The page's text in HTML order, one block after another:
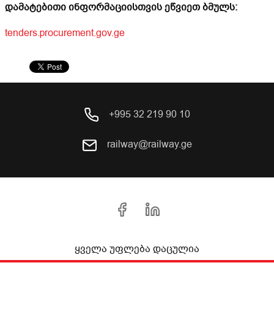
დამატებითი ინფორმაციისთვის ეწვიეთ ბმულს:
tenders.procurement.gov.ge
+995 32 219 90 10
railway@railway.ge
ყველა უფლება დაცულია